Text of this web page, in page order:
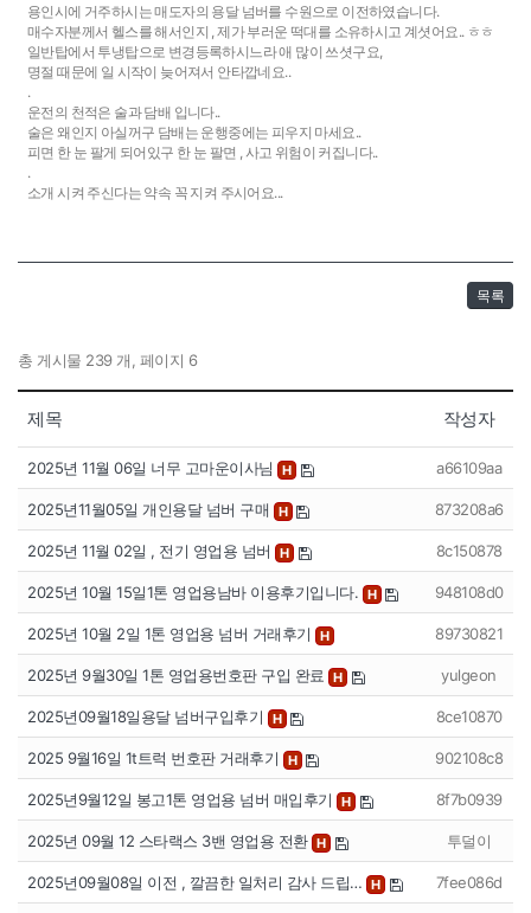
용인시에 거주하시는 매도자의 용달 넘버를 수원으로 이전하였습니다.
매수자분께서 헬스를 해서인지 , 제가 부러운 떡대를 소유하시고 계셧어요.. ㅎㅎ
일반탑에서 투냉탑으로 변경등록하시느라 애 많이 쓰셧구요,
명절 때문에 일 시작이 늦어져서 안타깝네요..
.
운전의 천적은 술과 담배 입니다..
술은 왜인지 아실꺼구 담배는 운행중에는 피우지 마세요..
피면 한 눈 팔게 되어있구 한 눈 팔면 , 사고 위험이 커집니다..
.
소개 시켜 주신다는 약속 꼭 지켜 주시어요...
목록
총 게시물 239 개, 페이지 6
제목 작성자
2025년 11월 06일 너무 고마운이사님 H a66109aa
2025년11월05일 개인용달 넘버 구매 H 873208a6
2025년 11월 02일 , 전기 영업용 넘버 H 8c150878
2025년 10월 15일1톤 영업용남바 이용후기입니다. H 948108d0
2025년 10월 2일 1톤 영업용 넘버 거래후기 H 89730821
2025년 9월30일 1톤 영업용번호판 구입 완료 H yulgeon
2025년09월18일용달 넘버구입후기 H 8ce10870
2025 9월16일 1t트럭 번호판 거래후기 H 902108c8
2025년9월12일 봉고1톤 영업용 넘버 매입후기 H 8f7b0939
2025년 09월 12 스타랙스 3밴 영업용 전환 H 투덜이
2025년09월08일 이전 , 깔끔한 일처리 감사 드립… H 7fee086d